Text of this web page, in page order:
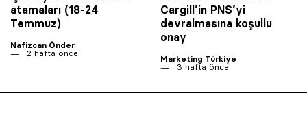
atamaları (18-24
Temmuz)
Nafizcan Önder
2 hafta önce
Cargill’in PNS’yi
devralmasına koşullu
onay
Marketing Türkiye
3 hafta önce